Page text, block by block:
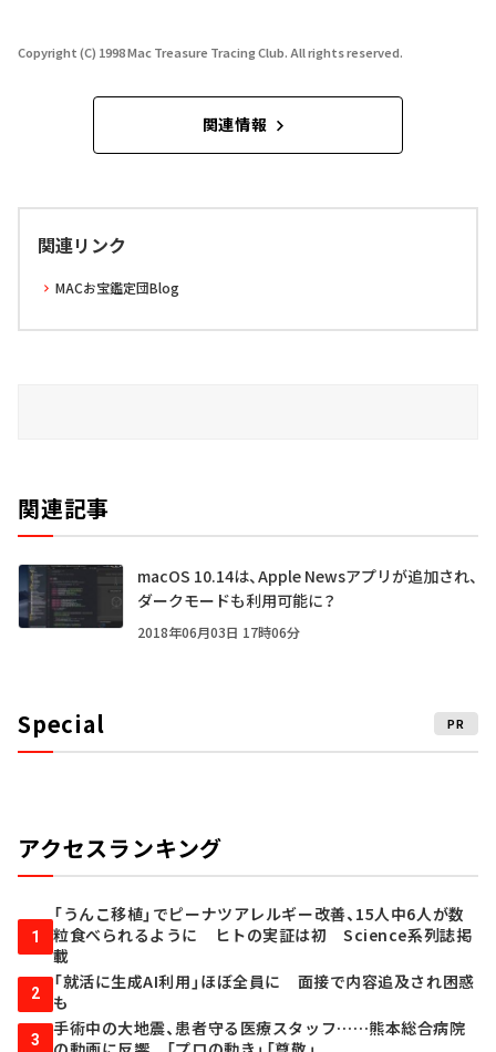
Copyright (C) 1998 Mac Treasure Tracing Club. All rights reserved.
関連情報
関連リンク
MACお宝鑑定団Blog
関連記事
macOS 10.14は、Apple Newsアプリが追加され、
ダークモードも利用可能に？
2018年06月03日 17時06分
Special PR
アクセスランキング
1
「うんこ移植」でピーナツアレルギー改善、15人中6人が数
粒食べられるように ヒトの実証は初 Science系列誌掲
載
2
「就活に生成AI利用」ほぼ全員に 面接で内容追及され困惑
も
3
手術中の大地震、患者守る医療スタッフ……熊本総合病院